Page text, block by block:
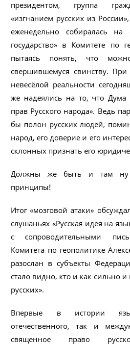
президентом, группа
«изгнанием русских из
еженедельно собиралась
государство» в Комитете по
пытаясь понять, что можно
свершившемуся свинству.
невесёлой реальности
же надеялись на то, что Дума
прав Русского народа». Ведь
бы полон русских людей,
народ, его доверие и его
склонных признать его
Должны же быть и там ну
принципы!
Итог «мозговой атаки»
слушаньях «Русская идея на
с сопроводительными
Комитета по геополитике
разослан в субъекты
стало видно, кто и как сильно и
русских».
Впервые в истории
отечественного, так и
священное право